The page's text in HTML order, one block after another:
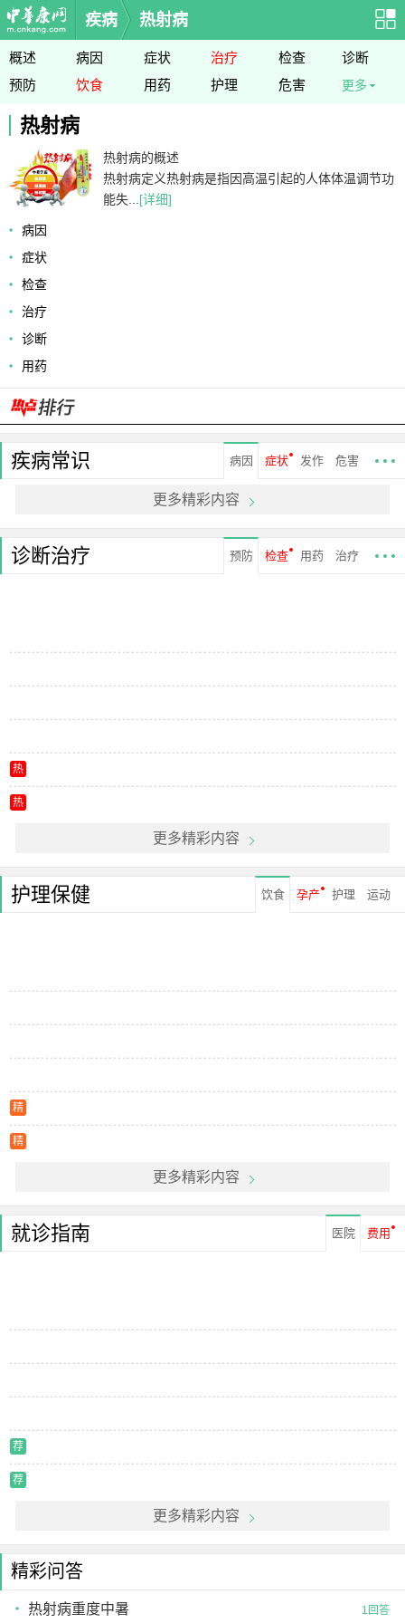
疾病 热射病
概述 病因 症状 治疗 检查
诊断
预防
饮食 用药 护理 危害 更多
热射病
热射病的概述
热射病定义热射病是指因高温引起的人体体温调节功
能失... [详细]
病因
症状
检查
治疗
诊断
用药
疾病常识 病因 症状 发作 危害
更多精彩内容
诊断治疗 预防 检查 用药 治疗
热
热
更多精彩内容
护理保健 饮食 孕产 护理 运动
精
精
更多精彩内容
就诊指南 医院 费用
荐
荐
更多精彩内容
精彩问答
热射病重度中暑 1回答